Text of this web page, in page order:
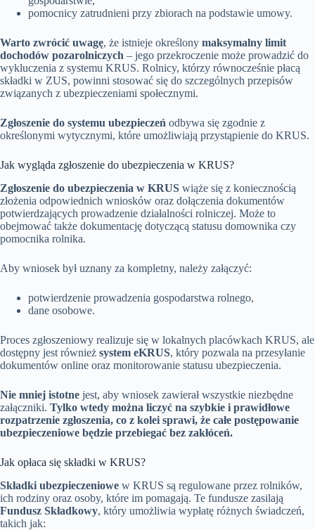
pomocnicy zatrudnieni przy zbiorach na podstawie umowy.
Warto zwrócić uwagę, że istnieje określony maksymalny limit
dochodów pozarolniczych – jego przekroczenie może prowadzić do
wykluczenia z systemu KRUS. Rolnicy, którzy równocześnie płacą
składki w ZUS, powinni stosować się do szczególnych przepisów
związanych z ubezpieczeniami społecznymi.
Zgłoszenie do systemu ubezpieczeń odbywa się zgodnie z
określonymi wytycznymi, które umożliwiają przystąpienie do KRUS.
Jak wygląda zgłoszenie do ubezpieczenia w KRUS?
Zgłoszenie do ubezpieczenia w KRUS wiąże się z koniecznością
złożenia odpowiednich wniosków oraz dołączenia dokumentów
potwierdzających prowadzenie działalności rolniczej. Może to
obejmować także dokumentację dotyczącą statusu domownika czy
pomocnika rolnika.
Aby wniosek był uznany za kompletny, należy załączyć:
potwierdzenie prowadzenia gospodarstwa rolnego,
dane osobowe.
Proces zgłoszeniowy realizuje się w lokalnych placówkach KRUS, ale
dostępny jest również system eKRUS, który pozwala na przesyłanie
dokumentów online oraz monitorowanie statusu ubezpieczenia.
Nie mniej istotne jest, aby wniosek zawierał wszystkie niezbędne
załączniki. Tylko wtedy można liczyć na szybkie i prawidłowe
rozpatrzenie zgłoszenia, co z kolei sprawi, że całe postępowanie
ubezpieczeniowe będzie przebiegać bez zakłóceń.
Jak opłaca się składki w KRUS?
Składki ubezpieczeniowe w KRUS są regulowane przez rolników,
ich rodziny oraz osoby, które im pomagają. Te fundusze zasilają
Fundusz Składkowy, który umożliwia wypłatę różnych świadczeń,
takich jak: